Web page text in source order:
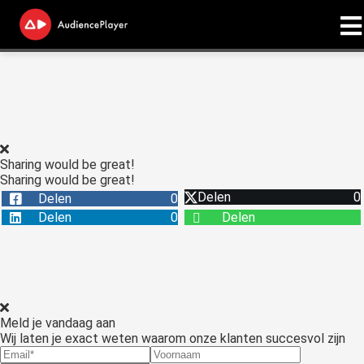
Sharing would be great!
Sharing would be great!
Delen
0 Delen
0
Delen
0 Delen
Meld je vandaag aan
Wij laten je exact weten waarom onze klanten succesvol zijn
Ze
gebruikt